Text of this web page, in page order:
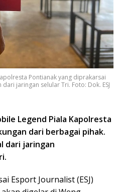
Pontianak yang diprakarsai
jaringan selular Tri. Foto: Dok. ESJ
Legend Piala Kapolresta
dari berbagai pihak.
dari jaringan
Esport Journalist (ESJ)